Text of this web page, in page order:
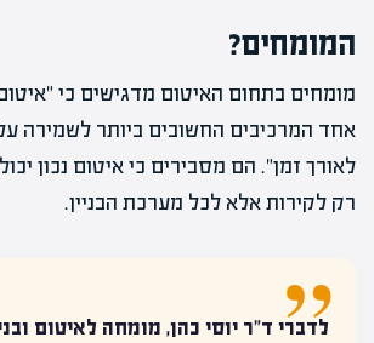
המומחים?
מומחים בתחום האיטום מדגישים כי
אחד המרכיבים החשובים ביותר לשמירה
לאורך זמן". הם מסבירים כי איטום נכון
רק לקירות אלא לכל מערכת הבניין.
לדברי ד"ר יוסי כהן, מומחה לאיטום